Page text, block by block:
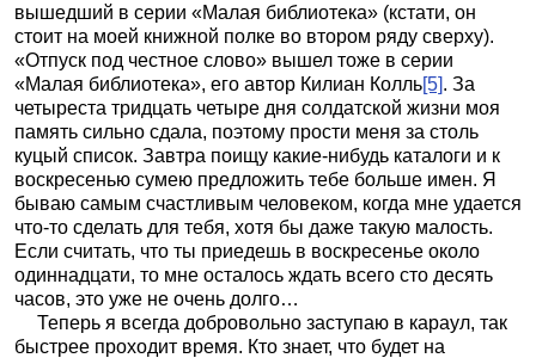
вышедший в серии «Малая библиотека» (кстати, он
стоит на моей книжной полке во втором ряду сверху).
«Отпуск под честное слово» вышел тоже в серии
«Малая библиотека», его автор Килиан Колль[5]. За
четыреста тридцать четыре дня солдатской жизни моя
память сильно сдала, поэтому прости меня за столь
куцый список. Завтра поищу какие-нибудь каталоги и к
воскресенью сумею предложить тебе больше имен. Я
бываю самым счастливым человеком, когда мне удается
что-то сделать для тебя, хотя бы даже такую малость.
Если считать, что ты приедешь в воскресенье около
одиннадцати, то мне осталось ждать всего сто десять
часов, это уже не очень долго…
Теперь я всегда добровольно заступаю в караул, так
быстрее проходит время. Кто знает, что будет на